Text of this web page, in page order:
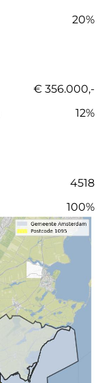
20%
€ 356.000,-
12%
4518
100%